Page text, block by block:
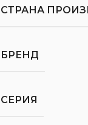
СТРАНА
БРЕНД
СЕРИЯ